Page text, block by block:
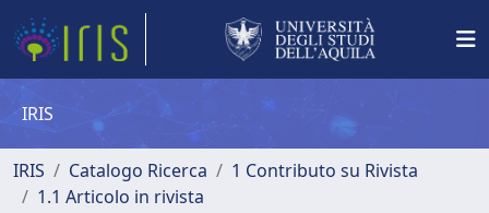
IRIS
IRIS Catalogo Ricerca
1 Contributo su Rivista
1.1 Articolo in rivista